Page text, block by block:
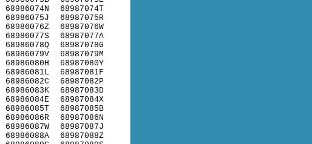
68986074N
68986075J
68986076Z
68986077S
68986078Q
68986079V
68986080H
68986081L
68986082C
68986083K
68986084E
68986085T
68986086R
68986087W
68986088A
68987074T
68987075R
68987076W
68987077A
68987078G
68987079M
68987080Y
68987081F
68987082P
68987083D
68987084X
68987085B
68987086N
68987087J
68987088Z